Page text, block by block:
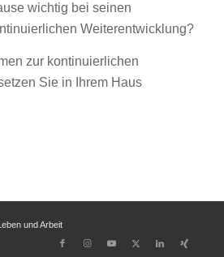
wichtig bei seinen
Weiterentwicklung?
zur kontinuierlichen
Sie in Ihrem Haus
und Arbeit